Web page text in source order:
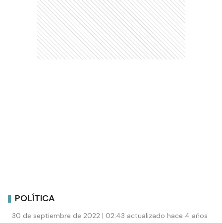
POLÍTICA
30 de septiembre de 2022 | 02:43 actualizado hace 4 años